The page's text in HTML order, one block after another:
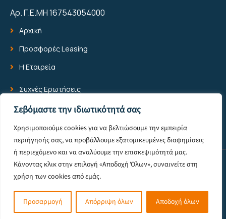
Σεβόμαστε την ιδιωτικότητά σας
Χρησιμοποιούμε cookies για να βελτιώσουμε την εμπειρία
περιήγησής σας, να προβάλλουμε εξατομικευμένες διαφημίσεις
ή περιεχόμενο και να αναλύουμε την επισκεψιμότητά μας.
Κάνοντας κλικ στην επιλογή «Αποδοχή Όλων», συναινείτε στη
χρήση των cookies από εμάς.
Προσαρμογή Απόρριψη όλων Αποδοχή όλων
Αρ. Γ.Ε.ΜΗ 167543054000
Αρχική
Προσφορές Leasing
Η Εταιρεία
Συχνές Ερωτήσεις
Blog
Επικοινωνία
© 2025 All Rights Reserved -
Powered by Pixelone